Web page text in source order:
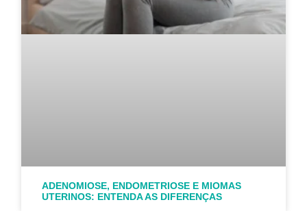
ADENOMIOSE, ENDOMETRIOSE E MIOMAS
UTERINOS: ENTENDA AS DIFERENÇAS